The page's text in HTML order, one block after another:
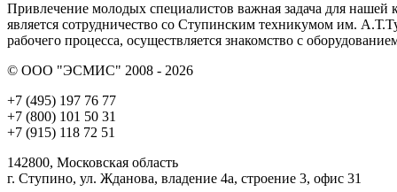
Привлечение молодых специалистов важная задача для
является сотрудничество со Ступинским техникумом им.
рабочего процесса, осуществляется знакомство с
© ООО "ЭСМИС" 2008 - 2026
+7 (495) 197 76 77
+7 (800) 101 50 31
+7 (915) 118 72 51
142800, Московская область
г. Ступино, ул. Жданова, владение 4а, строение 3, офис 31